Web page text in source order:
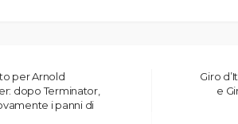
per Arnold
dopo Terminator,
i panni di
Giro
e